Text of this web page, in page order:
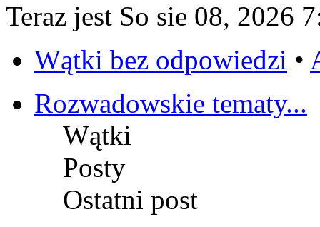
Teraz jest So sie 08, 2026
Wątki bez odpowiedzi •
Rozwadowskie tematy...
Wątki
Posty
Ostatni post